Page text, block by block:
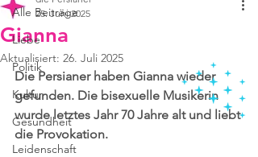
Alle Beiträge
Liebe
Politik
Kultur
Gesundheit
Leidenschaft
Gianna
25. Juni 2025
Aktualisiert: 26. Juli 2025
Die Persianer haben Gianna wieder
gefunden. Die bisexuelle Musikerin
wurde letztes Jahr 70 Jahre alt und liebt
die Provokation.